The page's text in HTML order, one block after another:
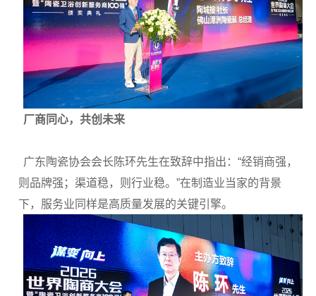
厂商同心，共创未来
广东陶瓷协会会长陈环先生在致辞中指出：“经销商强，
则品牌强；渠道稳，则行业稳。”在制造业当家的背景
下，服务业同样是高质量发展的关键引擎。